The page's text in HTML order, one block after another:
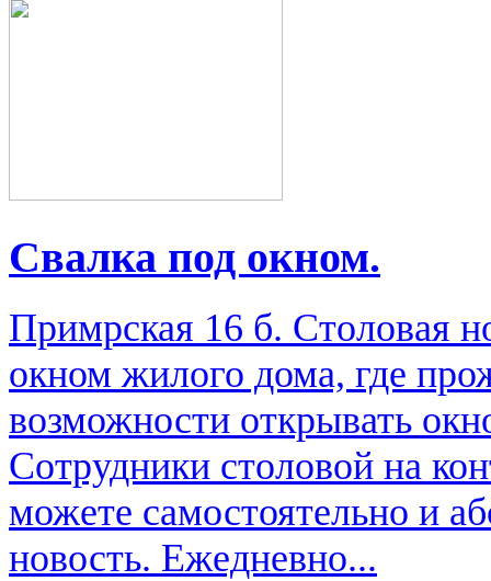
Свалка под окном.
Примрская 16 б. Столовая
окном жилого дома, где
возможности открывать
Сотрудники столовой на
можете самостоятельно и
новость. Ежедневно...